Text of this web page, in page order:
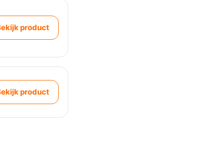
product
product